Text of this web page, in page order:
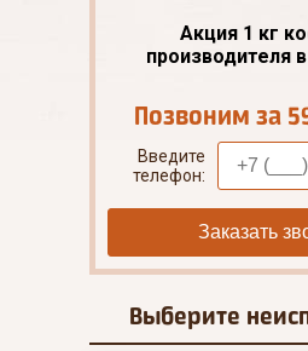
Акция 1 кг
производителя
Позвоним за
Введите
телефон:
Заказать
Выберите